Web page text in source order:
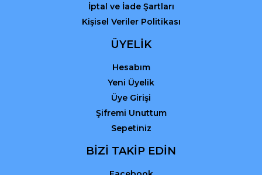
İptal ve İade Şartları
Kişisel Veriler Politikası
ÜYELİK
Hesabım
Yeni Üyelik
Üye Girişi
Şifremi Unuttum
Sepetiniz
BİZİ TAKİP EDİN